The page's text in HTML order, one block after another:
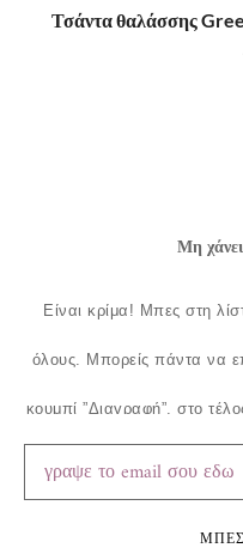
Τσάντα θαλάσσης
Μη
Είναι κρίμα! Μπες στη
όλους. Μπορείς πάντα να
κουμπί ”Διαγραφή”, στο